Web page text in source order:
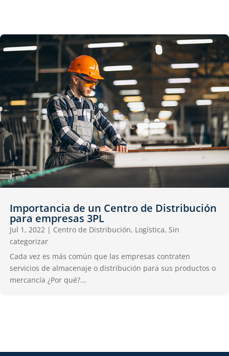
Importancia de un Centro de Distribución
para empresas 3PL
Jul 1, 2022 | Centro de Distribución, Logística, Sin
categorizar
Cada vez es más común que las empresas contraten
servicios de almacenaje o distribución para sus productos o
mercancía ¿Por qué?...